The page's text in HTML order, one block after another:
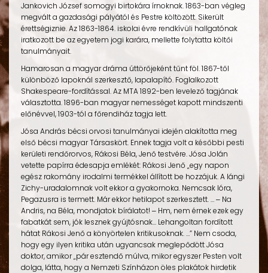
Jankovich József somogyi birtokára írnoknak. 1863-ban végleg
megvált a gazdasági pályától és Pestre költözött. Sikerült
érettségiznie. Az 1863-1864. iskolai évre rendkívüli hallgatónak
iratkozott be az egyetem jogi karára, mellette folytatta költői
tanulmányait.
Hamarosan a magyar dráma úttörőjeként tűnt föl. 1867-től
különböző lapoknál szerkesztő, lapalapító. Foglalkozott
Shakespeare-fordítással. Az MTA 1892-ben levelező tagjának
választotta. 1896-ban magyar nemességet kapott mindszenti
előnévvel, 1903-tól a főrendiház tagja lett.
Jósa András bécsi orvosi tanulmányai idején alakította meg
első bécsi magyar Társaskört. Ennek tagja volt a későbbi pesti
kerületi rendőrorvos, Rákosi Béla, Jenő testvére. Jósa Jolán
vetette papírra édesapja emlékét: Rákosi Jenő „egy napon
egész rakomány irodalmi termékkel állított be hozzájuk. A lángi
Zichy-uradalomnak volt ekkor a gyakornoka. Nemcsak lóra,
Pegazusra is termett. Már ekkor hetilapot szerkesztett. … ‒ Na
Andris, na Béla, mondjatok bírálatot! ‒ Hm, nem érnek ezek egy
fabatkát sem, jók lesznek gyújtósnak... Lehangoltan fordított
hátat Rákosi Jenő a könyörtelen kritikusoknak. …” Nem csoda,
hogy egy ilyen kritika után ugyancsak meglepődött Jósa
doktor, amikor „pár esztendő múlva, mikor egyszer Pesten volt
dolga, látta, hogy a Nemzeti Színházon öles plakátok hirdetik